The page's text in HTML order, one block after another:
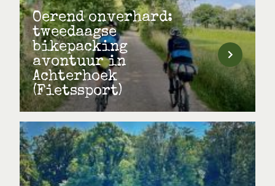
Oerend onverhard:
tweedaagse
bikepacking
avontuur in
Achterhoek
(Fietssport)